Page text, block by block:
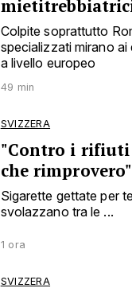
Colpite soprattutto
specializzati mirano
a livello europeo
49 min
SVIZZERA
"Contro i rifiuti
che rimprovero"
Sigarette gettate per
svolazzano tra le ...
1 ora
SVIZZERA